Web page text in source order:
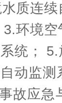
质连
3.环境
统；
动监
故应急